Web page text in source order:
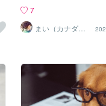
は発音は同じでしょうか
答えは、see/ sea は同じ
う、です。簡単すぎたか
です。ではどうすれば読
か？それが発音記号です
はとても大切です。日本
て意味がわかる、ふりが
とって英語の発音は難し
とか身につけたいという
うことだと思います。英
いて触れておきます。そ
章を読み、自分の声を録
す。録音することで、自
耳で聞き、客観的に判断
7
まい（カナダ在
住）